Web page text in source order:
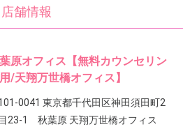
店舗情報
原オフィス【無料カウンセリン
/天翔万世橋オフィス】
0041 東京都千代田区神田須田町2
23-1 秋葉原 天翔万世橋オフィス